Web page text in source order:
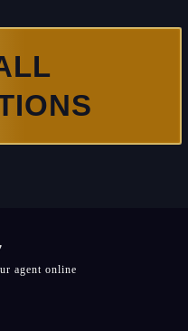
agent online